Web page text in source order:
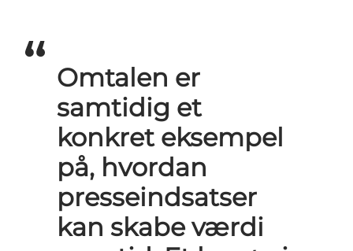
Omtalen er
samtidig et
konkret eksempel
på, hvordan
presseindsatser
kan skabe værdi